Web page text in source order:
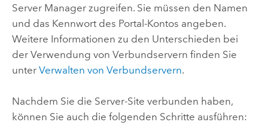
Server Manager zugreifen. Sie müssen den Namen
und das Kennwort des Portal-Kontos angeben.
Weitere Informationen zu den Unterschieden bei
der Verwendung von Verbundservern finden Sie
unter Verwalten von Verbundservern.
Nachdem Sie die Server-Site verbunden haben,
können Sie auch die folgenden Schritte ausführen: